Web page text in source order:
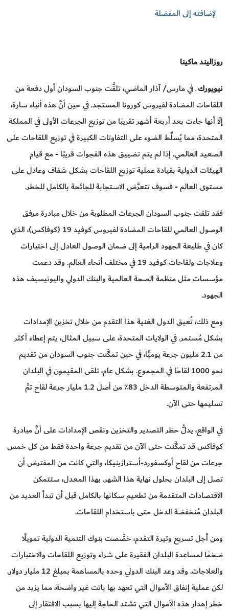
لإضافته إلى المفضلة
روزاليند ماكينا
نيويوركـ في مارس/ آذار الماضي، تلقَّت جنوب السودان أول دفعة من
اللقاحات المضادة لفيروس كورونا المستجد. في حين أنَّ هذه أنباء سارة،
إلّا أنها جاءت بعد أربعة أشهر تقريبًا من توزيع الجرعات الأولى في المملكة
المتحدة، مما يُسلِّط الضوء على التفاوتات الكبيرة في توزيع اللقاحات على
الصعيد العالمي. إذا لم يتم تضييق هذه الفجوات قريبًا - مع قيام
الهيئات الدولية بقيادة عملية توزيع اللقاحات بشكل شفاف وعادل على
مستوى العالم - فسوف تتعرَّض الاستجابة للجائحة بالكامل للخطر.
فقد تلقت جنوب السودان الجرعات المطلوبة من خلال مبادرة مرفق
الوصول العالمي للقاحات المضادة لفيروس كوفيد 19 (كوفاكس)، الذي
كان في طليعة الجهود الرامية إلى ضمان الوصول العادل إلى اختبارات
وعلاجات ولقاحات كوفيد 19 في مختلف أنحاء العالم. وقد دعمت
مؤسسات مثل منظمة الصحة العالمية والبنك الدولي واليونيسيف هذه
الجهود.
ومع ذلك، تُعيق الدول الغنية هذا التقدم من خلال تخزين الإمدادات
بشكل مُستمر. في الولايات المتحدة، على سبيل المثال، يتم إعطاء أكثر
من 2.1 مليون جرعة يوميًّا، في حين تمكَّنت جنوب السودان من تقديم
نحو 1000 لقاحًا في المجموع. بشكل عام، تلقى المقيمون في البلدان
المرتفعة والمتوسطة الدخل 83٪ من أصل 1.2 مليار جرعة لقاح تمَّ
تسليمها حتى الآن.
في الواقع، يدلُّ حظر التصدير والتخزين ونقص الإمدادات على أنَّ مبادرة
كوفاكس قد تمكَّنت حتى الآن من تقديم جرعة واحدة فقط من كل خمس
جرعات من لقاح أوكسفورد-أسترازينيكا، والتي كانت من المفترض أن
تصل إلى البلدان بحلول نهاية هذا الشهر. بهذا المعدل، ستتمكن
الاقتصادات المتقدمة من تطعيم سكانها بالكامل قبل أن تبدأ العديد من
البلدان مُنخفضة الدخل حتى باستخدام اللقاحات.
ومن أجل تسريع وتيرة التقدم، خصَّصت بنوك التنمية الدولية تمويلًا
ضخمًا لمساعدة البلدان الفقيرة على شراء وتوزيع اللقاحات والاختبارات
والعلاجات. وقد وعد البنك الدولي وحده بالمساهمة بمبلغ 12 مليار دولار.
لكن عملية إنفاق الأموال التي تعهد بها باتت غير واضحة، مما يزيد من
خطر إهدار هذه الأموال التي تشتد الحاجة إليها بسبب الافتقار إلى